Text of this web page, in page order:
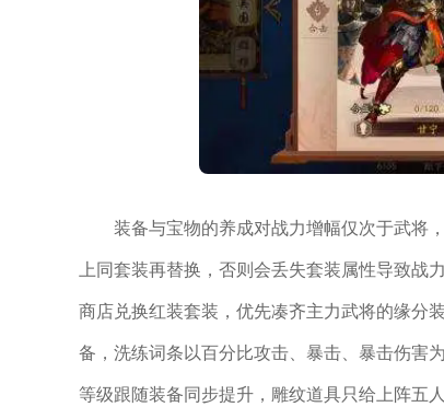
装备与宝物的养成对战力增幅仅次于武将
上同套装再替换，否则会丢失套装属性导致战
商店兑换红装套装，优先凑齐主力武将的缘分
备，洗练词条以百分比攻击、暴击、暴击伤害
等级跟随装备同步提升，雕纹道具只给上阵五